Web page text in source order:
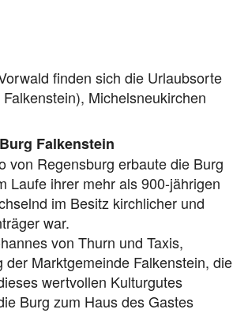
finden sich die Urlaubsorte
Michelsneukirchen
Falkenstein
von Regensburg erbaute die Burg
Laufe ihrer mehr als 900-jährigen
im Besitz kirchlicher und
war.
von Thurn und Taxis,
der Marktgemeinde Falkenstein, die
wertvollen Kulturgutes
Burg zum Haus des Gastes